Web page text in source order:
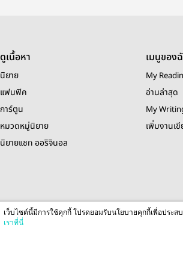
ดูเนื้อหา
นิยาย
แฟนฟิค
การ์ตูน
หมวดหมู่นิยาย
นิยายแชท ออริจินอล
เมนูของ
My
อ่านล่าสุด
My
เพิ่มงานเ
เว็บไซต์นี้มีการใช้คุกกี้ โปรดยอมรับนโยบายคุกกี้เพื่อปร
เราที่นี่